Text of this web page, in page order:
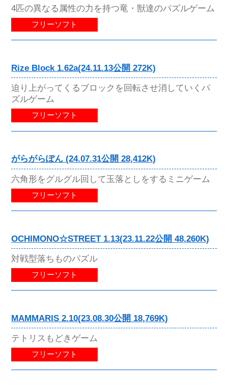
4匹の異なる属性の力を持つ竜・獣達のパズルゲーム
フリーソフト
Rize Block 1.62a(24.11.13公開 272K)
迫り上がってくるブロックを回転させ消していくパ
ズルゲーム
フリーソフト
がらがらぽん (24.07.31公開 28,412K)
六角形をグルグル回して玉落としをするミニゲーム
フリーソフト
OCHIMONO☆STREET 1.13(23.11.22公開 48,260K)
対戦型落ちものパズル
フリーソフト
MAMMARIS 2.10(23.08.30公開 18,769K)
テトリスもどきゲーム
フリーソフト